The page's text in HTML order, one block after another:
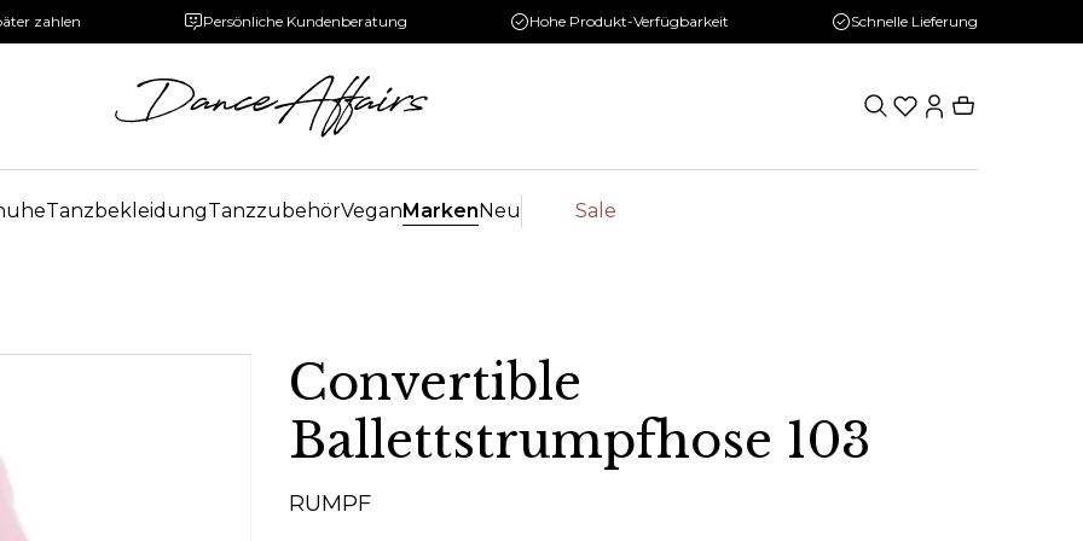
zahlen Persönliche Kundenberatung Hohe Produkt-Verfügbarkeit Schnelle Lieferung
TanzbekleidungTanzzubehörVeganMarkenNeu Sale
Convertible
Ballettstrumpfhose 103
RUMPF